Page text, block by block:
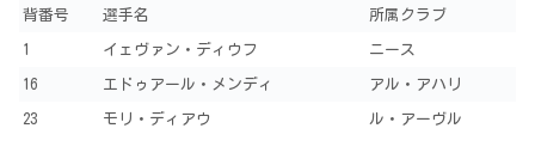
背番号 選手名 所属クラブ
1 イェヴァン・ディウフ ニース
16 エドゥアール・メンディ アル・アハリ
23 モリ・ディアウ ル・アーヴル